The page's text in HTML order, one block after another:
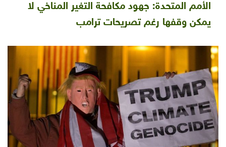
الأمم المتحدة: جهود مكافحة التغير المناخي لا
يمكن وقفها رغم تصريحات ترامب